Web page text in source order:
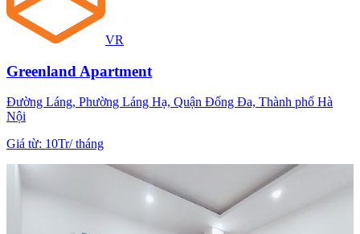
VR
Greenland Apartment
Đường Láng, Phường Láng Hạ, Quận Đống Đa, Thành phố Hà
Nội
Giá từ: 10Tr/tháng